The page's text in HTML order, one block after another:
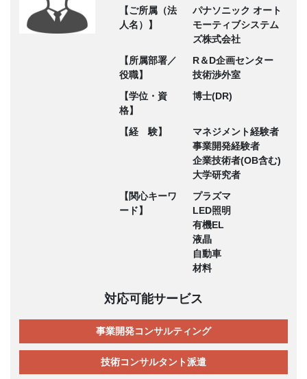
【ご所属（法
人名）】
パナソニック オート
モーティブシステム
ズ株式会社
【所属部署／
役職】
R＆D企画センター
技術渉外室
【学位・資
格】
博士(DR)
【経 験】
マネジメント経験者
事業開発経験者
企業技術者(OB含む)
大学研究者
【関心キーワ
ード】
プラズマ
LED照明
有機EL
液晶
自動車
材料
対応可能サービス
事業開発コンサルティング
技術コンサルタント派遣